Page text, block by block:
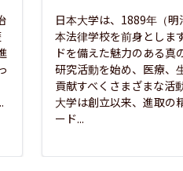
日本大学は、1889年（
本法律学校を前身としま
ドを備えた魅力のある真
研究活動を始め、医療、
貢献すべくさまざまな活
大学は創立以来、進取の
ード...